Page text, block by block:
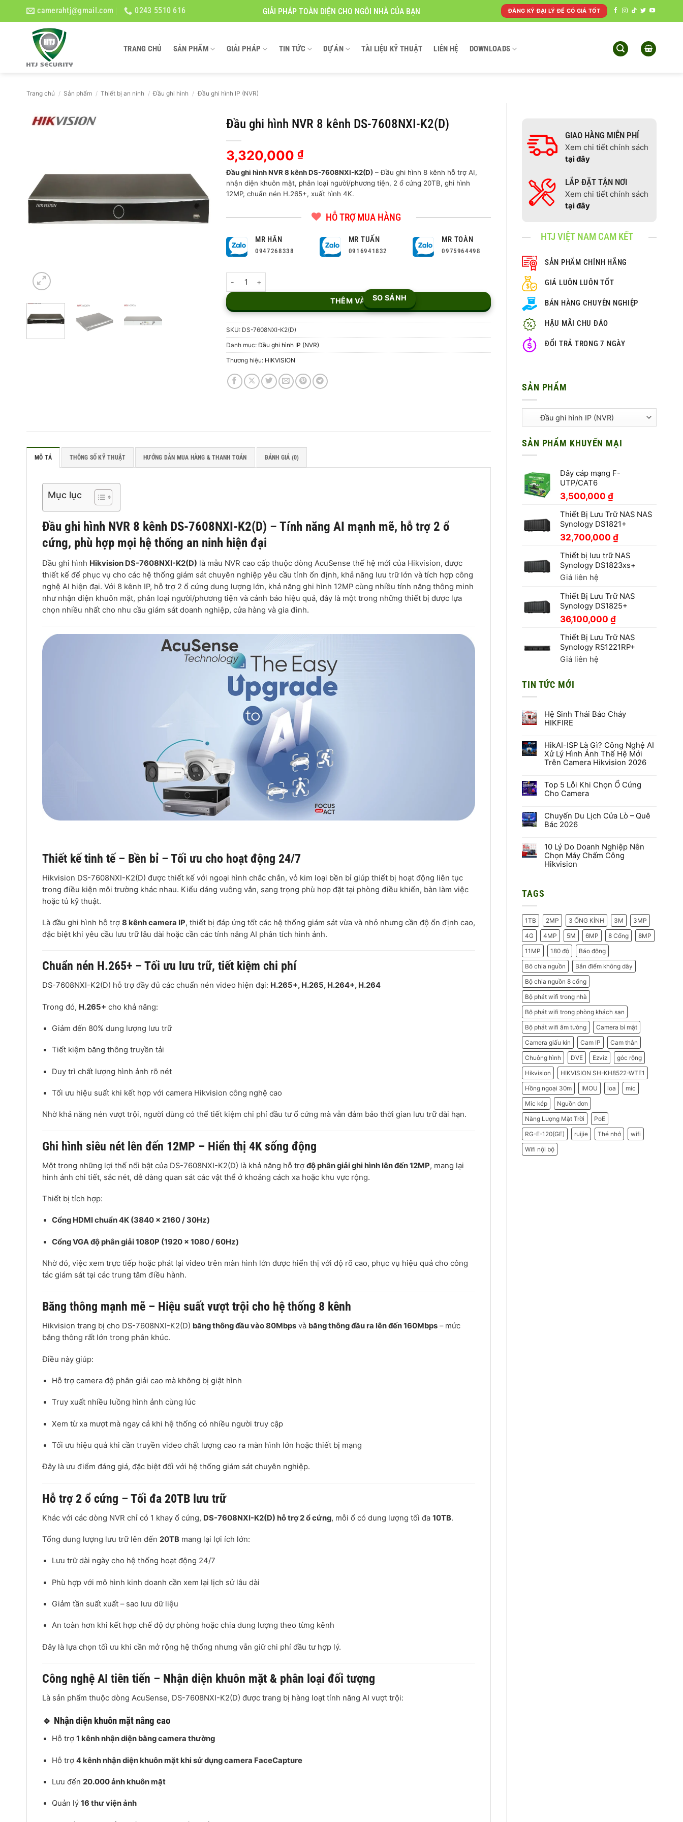
camerahtj@gmail.com 0243 5510 616 GIẢI PHÁP TOÀN DIỆN CHO NGÔI NHÀ CỦA BẠN ĐĂNG KÝ ĐẠI LÝ ĐỂ CÓ GIÁ TỐT
TRANG CHỦ SẢN PHẨM GIẢI PHÁP TIN TỨC DỰ ÁN TÀI LIỆU KỸ THUẬT LIÊN HỆ DOWNLOADS
Trang chủ / Sản phẩm / Thiết bị an ninh / Đầu ghi hình / Đầu ghi hình IP (NVR)
GIAO HÀNG MIỄN PHÍ
Xem chi tiết chính sách
tại đây
LẮP ĐẶT TẬN NƠI
Xem chi tiết chính sách
tại đây
HTJ VIỆT NAM CAM KẾT
SẢN PHẨM CHÍNH HÃNG
GIÁ LUÔN LUÔN TỐT
BÁN HÀNG CHUYÊN NGHIỆP
HẬU MÃI CHU ĐÁO
ĐỔI TRẢ TRONG 7 NGÀY
SẢN PHẨM
SẢN PHẨM KHUYẾN MẠI
Dây cáp mạng F-
UTP/CAT6
3,500,000 ₫
Thiết Bị Lưu Trữ NAS NAS
Synology DS1821+
32,700,000 ₫
Thiết bị lưu trữ NAS
Synology DS1823xs+
Giá liên hệ
Thiết Bị Lưu Trữ NAS
Synology DS1825+
36,100,000 ₫
Thiết Bị Lưu Trữ NAS
Synology RS1221RP+
Giá liên hệ
TIN TỨC MỚI
Hệ Sinh Thái Báo Cháy
HIKFIRE
bình
luận
ở
Hệ
Báo
Cháy
HIKFIRE
HikAI-ISP Là Gì? Công Nghệ AI
Xử Lý Hình Ảnh Thế Hệ Mới
Trên Camera Hikvision 2026
bình
luận
ở
Là
Gì?
Công
Xử
Lý
Hình
Ảnh
Camera
Top 5 Lỗi Khi Chọn Ổ Cứng
Cho Camera
bình
luận
ở
Lỗi
Khi
Chọn
Ổ
Chuyến Du Lịch Cửa Lò – Quê
Bác 2026
bình
luận
ở
Chuyến
–
2026
10 Lý Do Doanh Nghiệp Nên
Chọn Máy Chấm Công
Hikvision
ở
Do
Doanh
Nghiệp
Nên
Chọn
Máy
Chấm
Công
Hikvision
TAGS
1TB 2MP 3 ỐNG KÍNH 3M
3MP
4G
4MP 5M 6MP 8 Cổng
8MP
11MP
180 độ
Báo động
Bô chia nguồn
Bắn điểm không dây
Bộ chia nguồn 8 cổng
Bộ phát wifi trong nhà
Bộ phát wifi trong phòng khách sạn
Bộ phát wifi âm tường
Camera bí mật
Camera giấu kín
Cam IP
Cam thân
Chuông hình
DVE Ezviz
góc rộng
Hikvision
HIKVISION SH-KH8522-WTE1
Hồng ngoại 30m
IMOU loa
mic
Mic kép
Nguồn đơn
Năng Lượng Mặt Trời
PoE
RG-E-120(GE)
ruijie Thẻ nhớ
wifi
Wifi nội bộ
Đầu ghi hình NVR 8 kênh DS-7608NXI-K2(D)
3,320,000₫
Đầu ghi hình NVR 8 kênhDS-7608NXI-K2(D) – Đầu ghi hình 8 kênh hỗ trợ AI,
nhận diện khuôn mặt, phân loại người/phương tiện, 2 ổ cứng 20TB, ghi hình
12MP, chuẩn nén H.265+, xuất hình 4K.
HỖ TRỢ MUA HÀNG
MR HÂN
0947268338
MR TUẤN
0916941832
MR TOÀN
0975964498
Đầu ghi hình NVR 8 kênh DS-7608NXI-K2(D) số lượng
THÊM VÀO GIỎSO SÁNH
SKU: DS-7608NXI-K2(D)
Danh mục:Đầu ghi hình IP (NVR)
Thương hiệu: HIKVISION
MÔ TẢ THÔNG SỐ KỸ THUẬT HƯỚNG DẪN MUA HÀNG & THANH TOÁN ĐÁNH GIÁ (0)
Mục lục
Đầu ghi hình NVR 8 kênh DS-7608NXI-K2(D) – Tính năng AI mạnh mẽ, hỗ trợ 2 ổ
cứng, phù hợp mọi hệ thống an ninh hiện đại
Đầu ghi hình Hikvision DS-7608NXI-K2(D) là mẫu NVR cao cấp thuộc dòng AcuSense thế hệ mới của Hikvision, được
thiết kế để phục vụ cho các hệ thống giám sát chuyên nghiệp yêu cầu tính ổn định, khả năng lưu trữ lớn và tích hợp công
nghệ AI hiện đại. Với 8 kênh IP, hỗ trợ 2 ổ cứng dung lượng lớn, khả năng ghi hình 12MP cùng nhiều tính năng thông minh
như nhận diện khuôn mặt, phân loại người/phương tiện và cảnh báo hiệu quả, đây là một trong những thiết bị được lựa
chọn nhiều nhất cho nhu cầu giám sát doanh nghiệp, cửa hàng và gia đình.
Thiết kế tinh tế – Bền bỉ – Tối ưu cho hoạt động 24/7
Hikvision DS-7608NXI-K2(D) được thiết kế với ngoại hình chắc chắn, vỏ kim loại bền bỉ giúp thiết bị hoạt động liên tục
trong điều kiện môi trường khác nhau. Kiểu dáng vuông vắn, sang trọng phù hợp đặt tại phòng điều khiển, bàn làm việc
hoặc tủ kỹ thuật.
Là đầu ghi hình hỗ trợ 8 kênh camera IP, thiết bị đáp ứng tốt các hệ thống giám sát vừa và nhỏ nhưng cần độ ổn định cao,
đặc biệt khi yêu cầu lưu trữ lâu dài hoặc cần các tính năng AI phân tích hình ảnh.
Chuẩn nén H.265+ – Tối ưu lưu trữ, tiết kiệm chi phí
DS-7608NXI-K2(D) hỗ trợ đầy đủ các chuẩn nén video hiện đại: H.265+, H.265, H.264+, H.264
Trong đó, H.265+ cho khả năng:
Giảm đến 80% dung lượng lưu trữ
Tiết kiệm băng thông truyền tải
Duy trì chất lượng hình ảnh rõ nét
Tối ưu hiệu suất khi kết hợp với camera Hikvision công nghệ cao
Nhờ khả năng nén vượt trội, người dùng có thể tiết kiệm chi phí đầu tư ổ cứng mà vẫn đảm bảo thời gian lưu trữ dài hạn.
Ghi hình siêu nét lên đến 12MP – Hiển thị 4K sống động
Một trong những lợi thế nổi bật của DS-7608NXI-K2(D) là khả năng hỗ trợ độ phân giải ghi hình lên đến 12MP, mang lại
hình ảnh chi tiết, sắc nét, dễ dàng quan sát các vật thể ở khoảng cách xa hoặc khu vực rộng.
Thiết bị tích hợp:
Cổng HDMI chuẩn 4K (3840 × 2160 / 30Hz)
Cổng VGA độ phân giải 1080P (1920 × 1080 / 60Hz)
Nhờ đó, việc xem trực tiếp hoặc phát lại video trên màn hình lớn được hiển thị với độ rõ cao, phục vụ hiệu quả cho công
tác giám sát tại các trung tâm điều hành.
Băng thông mạnh mẽ – Hiệu suất vượt trội cho hệ thống 8 kênh
Hikvision trang bị cho DS-7608NXI-K2(D) băng thông đầu vào 80Mbps và băng thông đầu ra lên đến 160Mbps – mức
băng thông rất lớn trong phân khúc.
Điều này giúp:
Hỗ trợ camera độ phân giải cao mà không bị giật hình
Truy xuất nhiều luồng hình ảnh cùng lúc
Xem từ xa mượt mà ngay cả khi hệ thống có nhiều người truy cập
Tối ưu hiệu quả khi cần truyền video chất lượng cao ra màn hình lớn hoặc thiết bị mạng
Đây là ưu điểm đáng giá, đặc biệt đối với hệ thống giám sát chuyên nghiệp.
Hỗ trợ 2 ổ cứng – Tối đa 20TB lưu trữ
Khác với các dòng NVR chỉ có 1 khay ổ cứng, DS-7608NXI-K2(D) hỗ trợ 2 ổ cứng, mỗi ổ có dung lượng tối đa 10TB.
Tổng dung lượng lưu trữ lên đến 20TB mang lại lợi ích lớn:
Lưu trữ dài ngày cho hệ thống hoạt động 24/7
Phù hợp với mô hình kinh doanh cần xem lại lịch sử lâu dài
Giảm tần suất xuất – sao lưu dữ liệu
An toàn hơn khi kết hợp chế độ dự phòng hoặc chia dung lượng theo từng kênh
Đây là lựa chọn tối ưu khi cần mở rộng hệ thống nhưng vẫn giữ chi phí đầu tư hợp lý.
Công nghệ AI tiên tiến – Nhận diện khuôn mặt & phân loại đối tượng
Là sản phẩm thuộc dòng AcuSense, DS-7608NXI-K2(D) được trang bị hàng loạt tính năng AI vượt trội:
🔹 Nhận diện khuôn mặt nâng cao
Hỗ trợ1 kênh nhận diện bằng camera thường
Hỗ trợ4 kênh nhận diện khuôn mặt khi sử dụng camera FaceCapture
Lưu đến20.000 ảnh khuôn mặt
Quản lý16 thư viện ảnh